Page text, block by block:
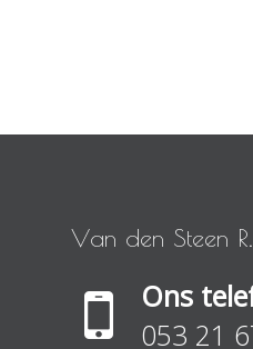
Van den Steen R.
Ons
053 21